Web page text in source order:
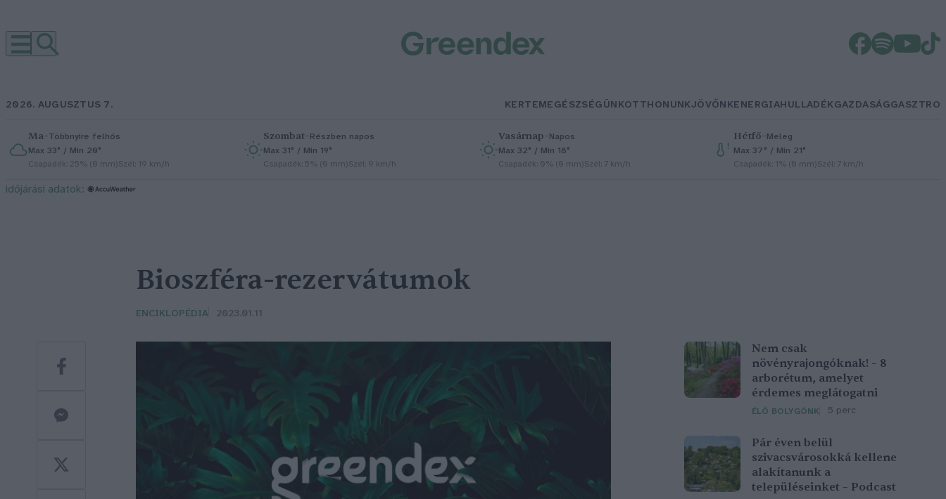
2026. AUGUSZTUS 7. KERTEMEGÉSZSÉGÜNKOTTHONUNKJÖVŐNKENERGIAHULLADÉKGAZDASÁGGASZTRO
Ma–Többnyire felhős
Max 33° / Min 20°
Csapadék: 25% (0 mm)Szél: 19 km/h
Szombat–Részben napos
Max 31° / Min 19°
Csapadék: 5% (0 mm)Szél: 9 km/h
Vasárnap–Napos
Max 32° / Min 18°
Csapadék: 0% (0 mm)Szél: 7 km/h
Hétfő–Meleg
Max 37° / Min 21°
Csapadék: 1% (0 mm)Szél: 7 km/h
időjárási adatok:
Nem csak
növényrajongóknak! – 8
arborétum, amelyet
érdemes meglátogatni
ÉLŐ BOLYGÓNK 5 perc
Pár éven belül
szivacsvárosokká kellene
alakítanunk a
településeinket – Podcast
Bioszféra-rezervátumok
ENCIKLOPÉDIA 2023.01.11